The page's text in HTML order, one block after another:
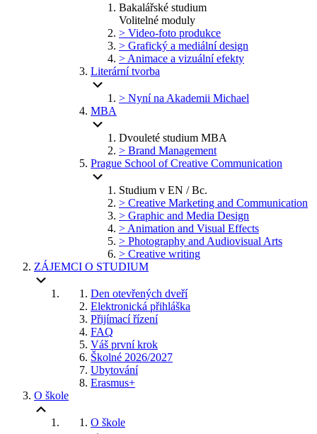
Bakalářské studium
Volitelné moduly
> Video-foto produkce
> Grafický a mediální design
> Animace a vizuální efekty
Literární tvorba
> Nyní na Akademii Michael
MBA
Dvouleté studium MBA
> Brand Management
Prague School of Creative Communication
Studium v EN / Bc.
> Creative Marketing and Communication
> Graphic and Media Design
> Animation and Visual Effects
> Photography and Audiovisual Arts
> Creative writing
ZÁJEMCI O STUDIUM
Den otevřených dveří
Elektronická přihláška
Přijímací řízení
FAQ
Váš první krok
Školné 2026/2027
Ubytování
Erasmus+
O škole
O škole